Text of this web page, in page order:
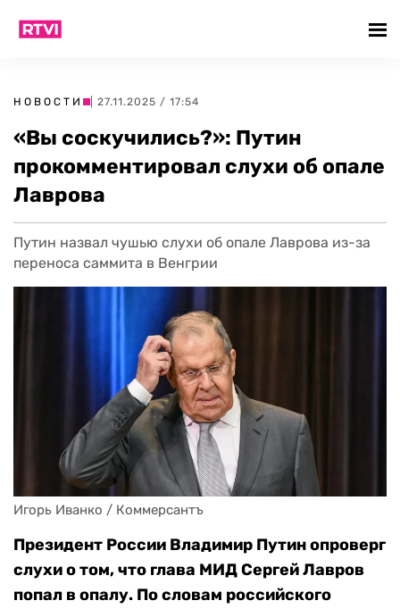
НОВОСТИ | 27.11.2025 / 17:54
«Вы соскучились?»: Путин
прокомментировал слухи об опале
Лаврова
Путин назвал чушью слухи об опале Лаврова из-за
переноса саммита в Венгрии
Игорь Иванко / Коммерсантъ
Президент России Владимир Путин опроверг
слухи о том, что глава МИД Сергей Лавров
попал в опалу. По словам российского